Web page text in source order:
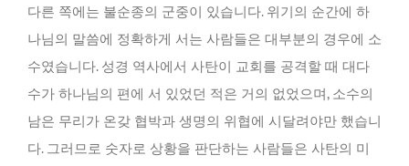
다른 쪽에는 불순종의 군중이 있습니다. 위기의 순간에 하
나님의 말씀에 정확하게 서는 사람들은 대부분의 경우에 소
수였습니다. 성경 역사에서 사탄이 교회를 공격할 때 대다
수가 하나님의 편에 서 있었던 적은 거의 없었으며, 소수의
남은 무리가 온갖 협박과 생명의 위협에 시달려야만 했습니
다. 그러므로 숫자로 상황을 판단하는 사람들은 사탄의 미